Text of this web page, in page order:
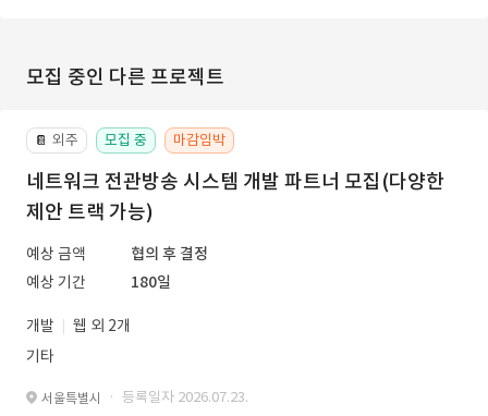
모집 중인 다른 프로젝트
📔 외주 모집 중 마감임박
네트워크 전관방송 시스템 개발 파트너 모집(다양한
제안 트랙 가능)
예상 금액
협의 후 결정
예상 기간
180일
개발
웹 외 2개
기타
서울특별시 · 등록일자 2026.07.23.